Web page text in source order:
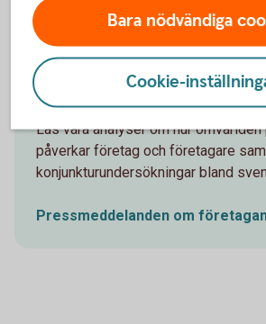
Pressmeddelanden
Läs våra analyser om hur
påverkar företag och företagare
konjunkturundersökningar bland
Pressmeddelanden om
Bara nödvändiga
Cookie-